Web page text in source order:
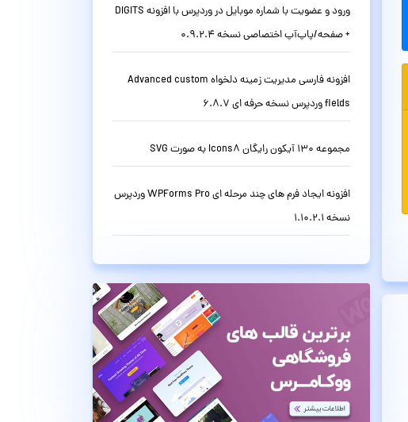
ورود و عضویت با شماره موبایل در وردپرس با افزونه DIGITS
+ صفحه/پاپ‌آپ اختصاصی نسخه 0.9.2.4
افزونه فارسی مدیریت زمینه دلخواه Advanced custom
fields وردپرس نسخه حرفه ای 6.8.7
مجموعه 130 آیکون رایگان Icons8 به صورت SVG
افزونه ایجاد فرم های چند مرحله ای WPForms Pro وردپرس
نسخه 1.10.2.1